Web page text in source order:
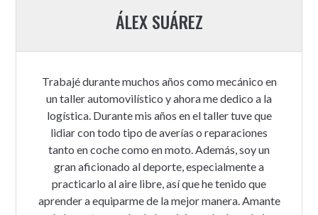
ÁLEX SUÁREZ
Trabajé durante muchos años como mecánico en
un taller automovilístico y ahora me dedico a la
logística. Durante mis años en el taller tuve que
lidiar con todo tipo de averías o reparaciones
tanto en coche como en moto. Además, soy un
gran aficionado al deporte, especialmente a
practicarlo al aire libre, así que he tenido que
aprender a equiparme de la mejor manera. Amante